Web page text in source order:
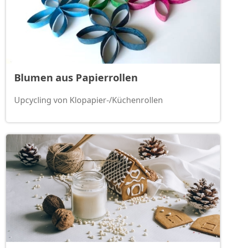
Blumen aus Papierrollen
Upcycling von Klopapier-/Küchenrollen